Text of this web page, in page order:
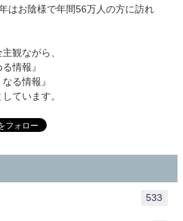
はお陰様で年間56万人の方に訪れ
観ながら、
情報』
る情報』
ています。
533